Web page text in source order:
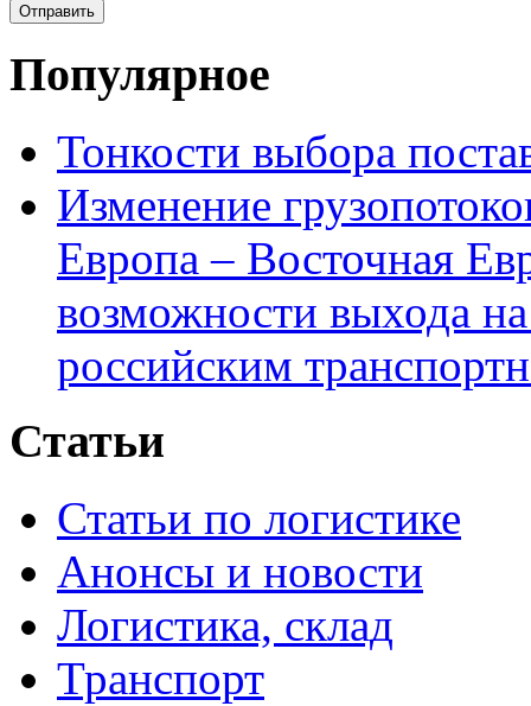
Популярное
Тонкости выбора
Изменение
Европа – Восточная
возможности выхода
российским
Статьи
Статьи по логистике
Анонсы и новости
Логистика, склад
Транспорт